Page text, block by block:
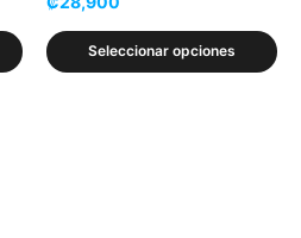
Seleccionar opciones
página
de